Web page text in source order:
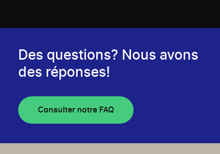
Des questions? Nous avons
des réponses!
Consulter notre FAQ